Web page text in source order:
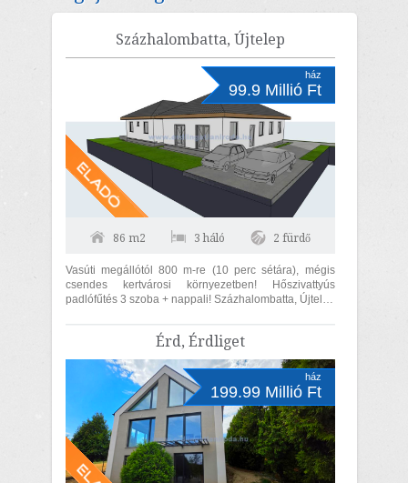
Százhalombatta, Újtelep
ház
99.9 Millió Ft
86 m2 3 háló 2 fürdő
Vasúti megállótól 800 m-re (10 perc sétára), mégis
csendes kertvárosi környezetben! Hőszivattyús
padlófűtés 3 szoba + nappali! Százhalombatta, Újtelep
Érd, Érdliget
ház
199.99 Millió Ft